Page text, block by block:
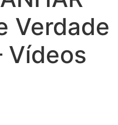
Verdade
Vídeos